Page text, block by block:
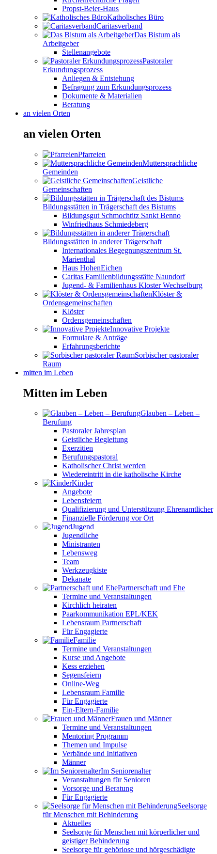
Propst-Beier-Haus
Katholisches Büro
Caritasverband
Das Bistum als
Arbeitgeber
Stellenangebote
Pastoraler
Erkundungsprozess
Anliegen & Entstehung
Befragung zum Erkundungsprozess
Dokumente & Materialien
Beratung
an vielen Orten
an vielen Orten
Pfarreien
Muttersprachliche
Gemeinden
Geistliche
Gemeinschaften
Bildungsstätten in Trägerschaft des Bistums
Bildungsgut Schmochtitz Sankt Benno
Winfriedhaus Schmiedeberg
Bildungsstätten in anderer Trägerschaft
Internationales Begegnungszentrum St.
Marienthal
Haus HohenEichen
Caritas Familienbildungsstätte Naundorf
Jugend- & Familienhaus Kloster Wechselburg
Klöster &
Ordensgemeinschaften
Klöster
Ordensgemeinschaften
Innovative Projekte
Formulare & Anträge
Erfahrungsberichte
Sorbischer pastoraler
Raum
mitten im Leben
Mitten im Leben
Glauben – Leben –
Berufung
Pastoraler Jahresplan
Geistliche Begleitung
Exerzitien
Berufungspastoral
Katholischer Christ werden
Wiedereintritt in die katholische Kirche
Kinder
Angebote
Lebensfeiern
Qualifizierung und Unterstützung Ehrenamtlicher
Finanzielle Förderung vor Ort
Jugend
Jugendliche
Ministranten
Lebensweg
Team
Werkzeugkiste
Dekanate
Partnerschaft und Ehe
Termine und Veranstaltungen
Kirchlich heiraten
Paarkommunikation EPL/KEK
Lebensraum Partnerschaft
Für Engagierte
Familie
Termine und Veranstaltungen
Kurse und Angebote
Kess erziehen
Segensfeiern
Online-Weg
Lebensraum Familie
Für Engagierte
Ein-Eltern-Familie
Frauen und Männer
Termine und Veranstaltungen
Mentoring Programm
Themen und Impulse
Verbände und Initiativen
Männer
Im Seniorenalter
Veranstaltungen für Senioren
Vorsorge und Beratung
Für Engagierte
Seelsorge
für Menschen mit Behinderung
Aktuelles
Seelsorge für Menschen mit körperlicher und
geistiger Behinderung
Seelsorge für gehörlose und hörgeschädigte